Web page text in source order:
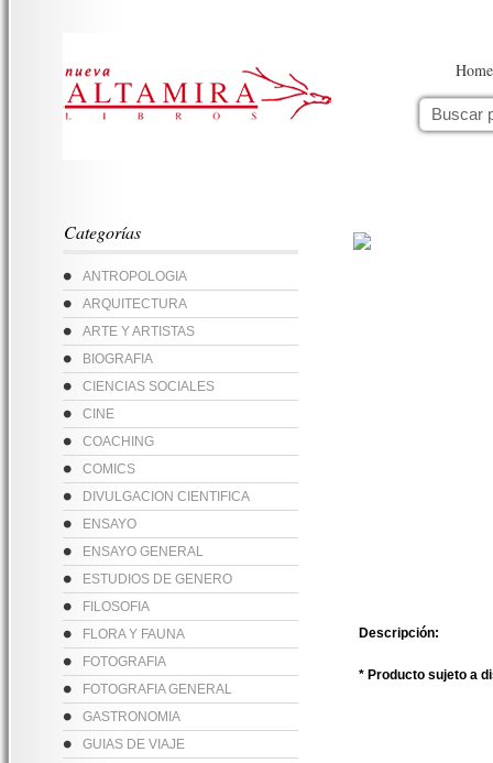
Home
Categorías
ANTROPOLOGIA
ARQUITECTURA
ARTE Y ARTISTAS
BIOGRAFIA
CIENCIAS SOCIALES
CINE
COACHING
COMICS
DIVULGACION CIENTIFICA
ENSAYO
ENSAYO GENERAL
ESTUDIOS DE GENERO
FILOSOFIA
FLORA Y FAUNA
FOTOGRAFIA
FOTOGRAFIA GENERAL
GASTRONOMIA
GUIAS DE VIAJE
Descripción:
* Producto sujeto a